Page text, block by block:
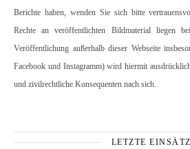
Berichte haben, wenden Sie sich bitte
Rechte an veröffentlichten Bildmaterial liegen
Veröffentlichung außerhalb dieser Webseite
Facebook und Instagramm) wird hiermit
und zivilrechtliche Konsequenten nach sich.
LETZTE